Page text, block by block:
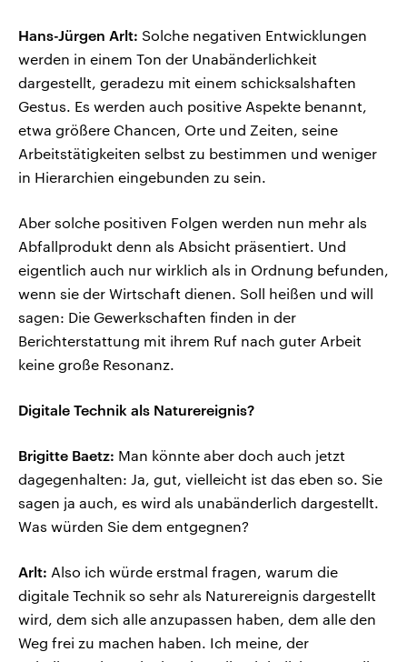
Hans-Jürgen Arlt: Solche negativen Entwicklungen
werden in einem Ton der Unabänderlichkeit
dargestellt, geradezu mit einem schicksalshaften
Gestus. Es werden auch positive Aspekte benannt,
etwa größere Chancen, Orte und Zeiten, seine
Arbeitstätigkeiten selbst zu bestimmen und weniger
in Hierarchien eingebunden zu sein.
Aber solche positiven Folgen werden nun mehr als
Abfallprodukt denn als Absicht präsentiert. Und
eigentlich auch nur wirklich als in Ordnung befunden,
wenn sie der Wirtschaft dienen. Soll heißen und will
sagen: Die Gewerkschaften finden in der
Berichterstattung mit ihrem Ruf nach guter Arbeit
keine große Resonanz.
Digitale Technik als Naturereignis?
Brigitte Baetz: Man könnte aber doch auch jetzt
dagegenhalten: Ja, gut, vielleicht ist das eben so. Sie
sagen ja auch, es wird als unabänderlich dargestellt.
Was würden Sie dem entgegnen?
Arlt: Also ich würde erstmal fragen, warum die
digitale Technik so sehr als Naturereignis dargestellt
wird, dem sich alle anzupassen haben, dem alle den
Weg frei zu machen haben. Ich meine, der